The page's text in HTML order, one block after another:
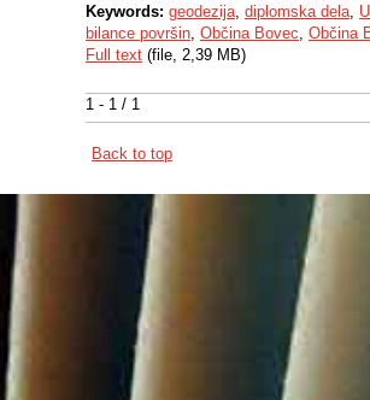
1 - 1 / 1
Keywords: geodezija, diplomska dela,
bilance površin, Občina Bovec, Občina
Full text (file, 2,39 MB)
Back to top